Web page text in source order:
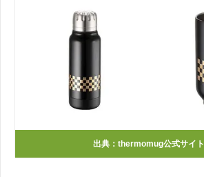
出典：thermomug公式サイト